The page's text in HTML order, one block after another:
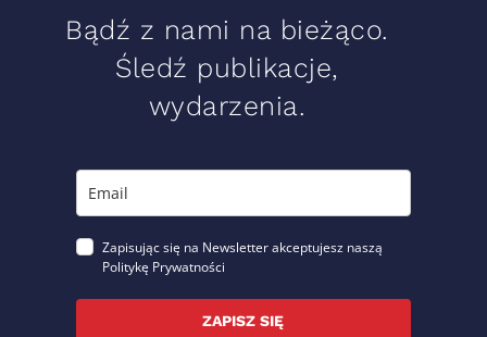
Bądź z nami na bieżąco.
Śledź publikacje,
wydarzenia.
Zapisując się na Newsletter akceptujesz naszą
Politykę Prywatności
ZAPISZ SIĘ